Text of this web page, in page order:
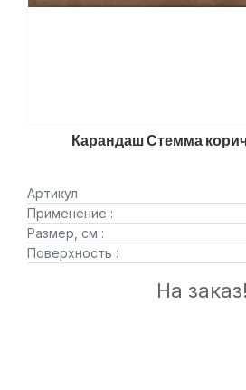
Карандаш Стемма
Артикул
Применение :
Размер, см :
Поверхность :
На заказ!